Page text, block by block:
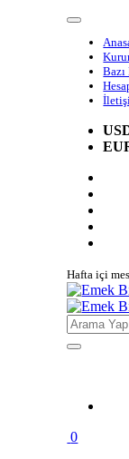
Bazı
Hafta içi
0